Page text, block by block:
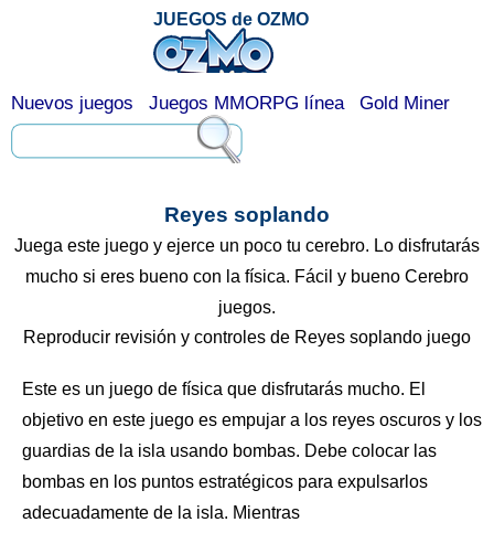
Reyes soplando
Juega este juego y ejerce un poco tu cerebro. Lo disfrutarás
mucho si eres bueno con la física. Fácil y bueno Cerebro
juegos.
Reproducir revisión y controles de Reyes soplando juego
Este es un juego de física que disfrutarás mucho. El
objetivo en este juego es empujar a los reyes oscuros y los
guardias de la isla usando bombas. Debe colocar las
bombas en los puntos estratégicos para expulsarlos
adecuadamente de la isla. Mientras
JUEGOS de OZMO
Nuevos juegos Juegos MMORPG línea Gold Miner